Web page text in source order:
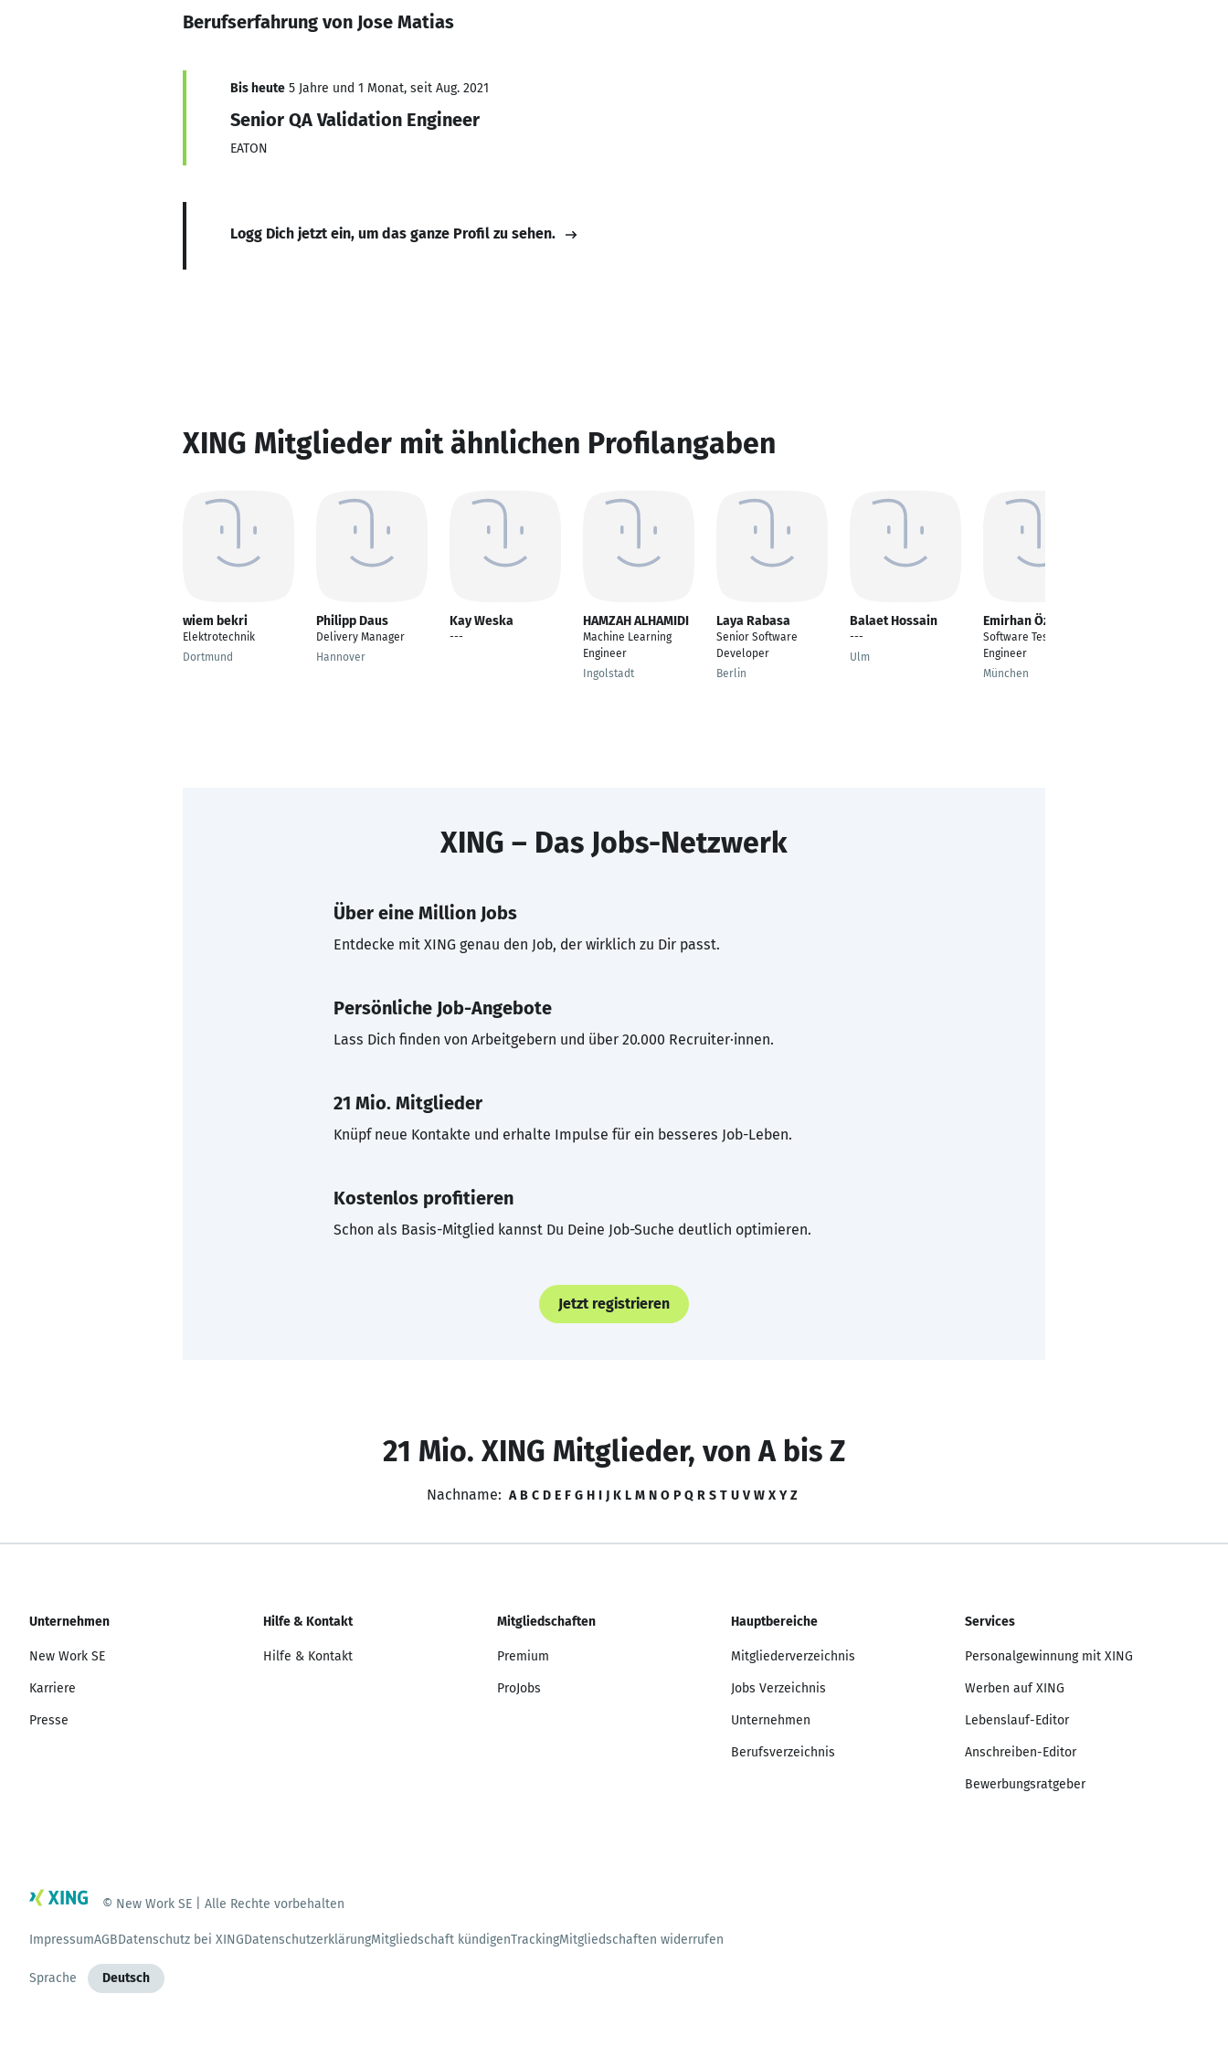
Berufserfahrung von Jose Matias
Bis heute 5 Jahre und 1 Monat, seit Aug. 2021
Senior QA Validation Engineer
EATON
Logg Dich jetzt ein, um das ganze Profil zu sehen.
XING Mitglieder mit ähnlichen Profilangaben
wiem bekri
Elektrotechnik
Dortmund
Philipp Daus
Delivery Manager
Hannover
Kay Weska
---
HAMZAH ALHAMIDI
Machine Learning
Engineer
Ingolstadt
Laya Rabasa
Senior Software
Developer
Berlin
Balaet Hossain
---
Ulm
Emirhan Özkan
Software Test
Engineer
München
XING – Das Jobs-Netzwerk
Über eine Million Jobs
Entdecke mit XING genau den Job, der wirklich zu Dir passt.
Persönliche Job-Angebote
Lass Dich finden von Arbeitgebern und über 20.000 Recruiter·innen.
21 Mio. Mitglieder
Knüpf neue Kontakte und erhalte Impulse für ein besseres Job-Leben.
Kostenlos profitieren
Schon als Basis-Mitglied kannst Du Deine Job-Suche deutlich optimieren.
Jetzt registrieren
21 Mio. XING Mitglieder, von A bis Z
Nachname: A B C D E F G H I J K L M N O P Q R S T U V W X Y Z
Unternehmen
New Work SE
Karriere
Presse
Hilfe & Kontakt
Hilfe & Kontakt
Mitgliedschaften
Premium
ProJobs
Hauptbereiche
Mitgliederverzeichnis
Jobs Verzeichnis
Unternehmen
Berufsverzeichnis
Services
Personalgewinnung mit XING
Werben auf XING
Lebenslauf-Editor
Anschreiben-Editor
Bewerbungsratgeber
© New Work SE | Alle Rechte vorbehalten
ImpressumAGBDatenschutz bei XINGDatenschutzerklärungMitgliedschaft kündigenTrackingMitgliedschaften widerrufen
Sprache Deutsch